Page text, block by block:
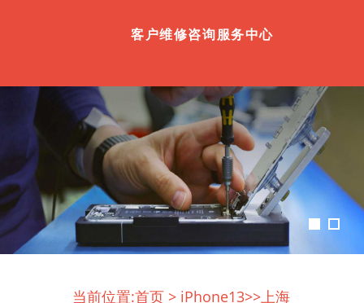
客户维修咨询服务中心
当前位置:首页 > iPhone13>>上海